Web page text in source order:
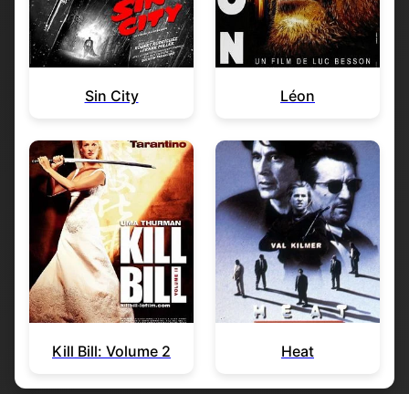
Sin City Léon
Kill Bill: Volume 2 Heat